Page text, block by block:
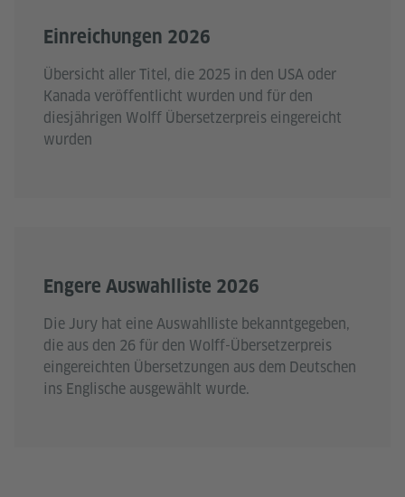
Einreichungen 2026
Übersicht aller Titel, die 2025 in den USA oder
Kanada veröffentlicht wurden und für den
diesjährigen Wolff Übersetzerpreis eingereicht
wurden
Engere Auswahlliste 2026
Die Jury hat eine Auswahlliste bekanntgegeben,
die aus den 26 für den Wolff-Übersetzerpreis
eingereichten Übersetzungen aus dem Deutschen
ins Englische ausgewählt wurde.